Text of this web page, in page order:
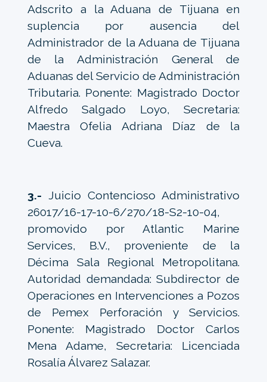
Adscrito a la Aduana de Tijuana en
suplencia por ausencia del
Administrador de la Aduana de Tijuana
de la Administración General de
Aduanas del Servicio de Administración
Tributaria. Ponente: Magistrado Doctor
Alfredo Salgado Loyo, Secretaria:
Maestra Ofelia Adriana Díaz de la
Cueva.
3.- Juicio Contencioso Administrativo
26017/16-17-10-6/270/18-S2-10-04,
promovido por Atlantic Marine
Services, B.V., proveniente de la
Décima Sala Regional Metropolitana.
Autoridad demandada: Subdirector de
Operaciones en Intervenciones a Pozos
de Pemex Perforación y Servicios.
Ponente: Magistrado Doctor Carlos
Mena Adame, Secretaria: Licenciada
Rosalía Álvarez Salazar.